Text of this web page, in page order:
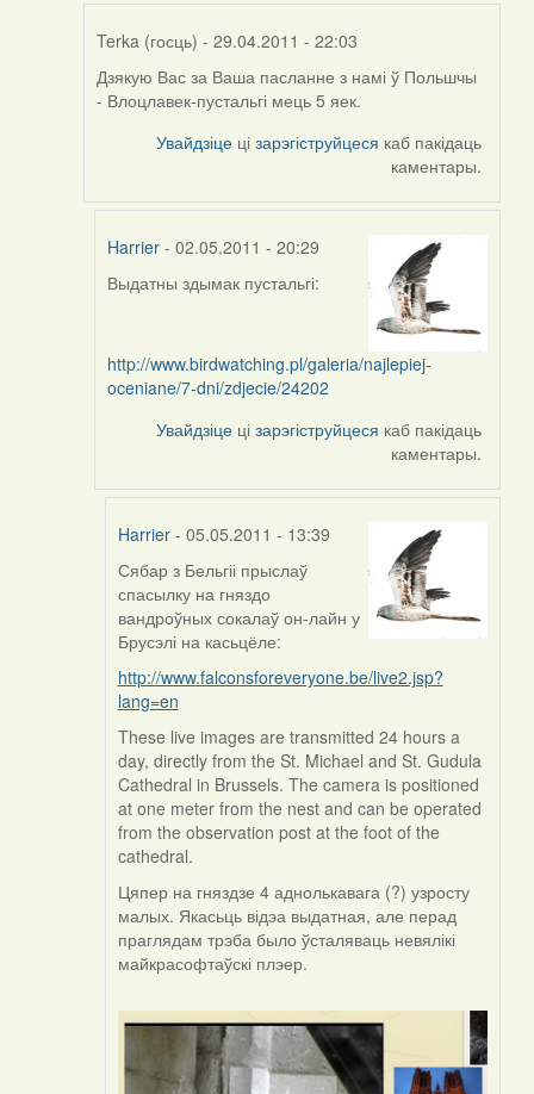
Terka (госць) - 29.04.2011 - 22:03
In
reply
Дзякую Вас за Ваша пасланне з намі ў Польшчы
- Влоцлавек-пустальгі мець 5 яек.
Увайдзіце цізарэгіструйцеся каб пакідаць
каментары.
Harrier - 02.05.2011 - 20:29
In
by
Terka
Выдатны здымак пустальгі:
http://www.birdwatching.pl/galeria/najlepiej-
oceniane/7-dni/zdjecie/24202
Увайдзіце цізарэгіструйцеся каб пакідаць
каментары.
Harrier- 05.05.2011 - 13:39
In
reply
to
by
Harrier
Сябар з Бельгіі прыслаў
спасылку на гняздо
вандроўных сокалаў он-лайн у
Брусэлі на касьцёле:
http://www.falconsforeveryone.be/live2.jsp?
lang=en
These live images are transmitted 24 hours a
day, directly from the St. Michael and St. Gudula
Cathedral in Brussels. The camera is positioned
at one meter from the nest and can be operated
from the observation post at the foot of the
cathedral.
Цяпер на гняздзе 4 аднолькавага (?) узросту
малых. Якасьць відэа выдатная, але перад
праглядам трэба было ўсталяваць невялікі
майкрасофтаўскі плэер.